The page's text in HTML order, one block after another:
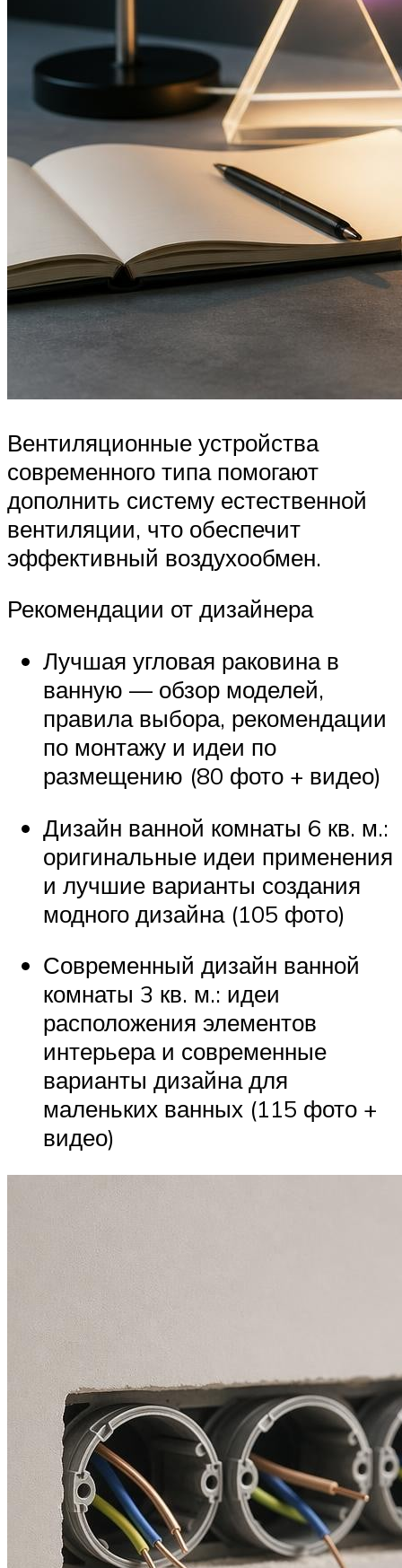
Вентиляционные устройства
современного типа помогают
дополнить систему естественной
вентиляции, что обеспечит
эффективный воздухообмен.
Рекомендации от дизайнера
Лучшая угловая раковина в
ванную — обзор моделей,
правила выбора, рекомендации
по монтажу и идеи по
размещению (80 фото + видео)
Дизайн ванной комнаты 6 кв. м.:
оригинальные идеи применения
и лучшие варианты создания
модного дизайна (105 фото)
Современный дизайн ванной
комнаты 3 кв. м.: идеи
расположения элементов
интерьера и современные
варианты дизайна для
маленьких ванных (115 фото +
видео)